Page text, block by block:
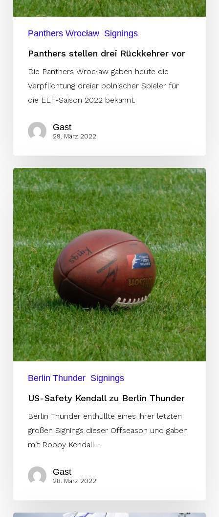
Panthers Wrocław Signings
Panthers stellen drei Rückkehrer vor
Die Panthers Wrocław gaben heute die
Verpflichtung dreier polnischer Spieler für
die ELF-Saison 2022 bekannt.
Gast
29. März 2022
US-
Safety
Kendall
zu
Berlin
Thunder
Berlin Thunder Signings
US-Safety Kendall zu Berlin Thunder
Berlin Thunder enthüllte eines ihrer letzten
großen Signings dieser Offseason und gaben
mit Robby Kendall…
Gast
28. März 2022